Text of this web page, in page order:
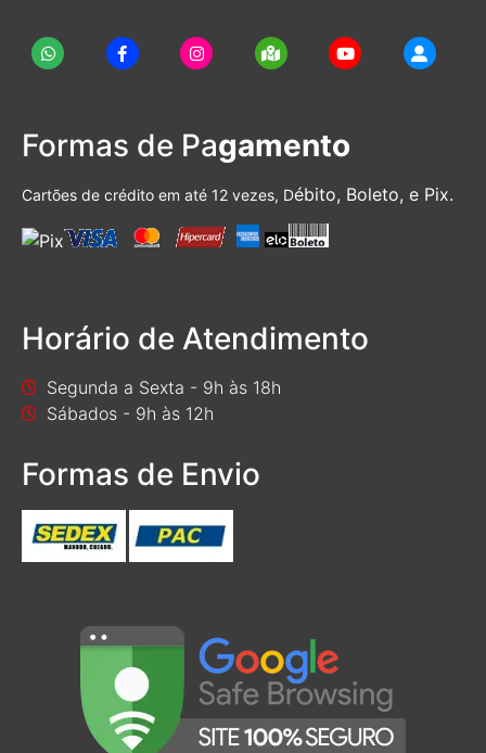
Formas de Pagamento
Cartões de crédito em até 12 vezes, Débito, Boleto, e Pix.
Horário de Atendimento
Segunda a Sexta - 9h às 18h
Sábados - 9h às 12h
Formas de Envio